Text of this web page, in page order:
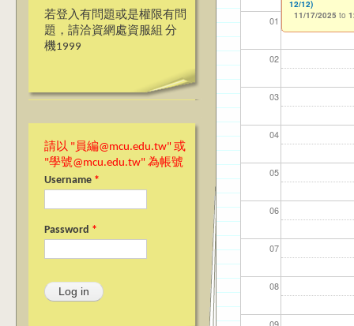
若登入有問題或是權限有問
題，請洽資網處資服組 分
機1999
請以 "員編@mcu.edu.tw" 或
"學號@mcu.edu.tw" 為帳號
Username *
Password *
01
02
03
04
05
06
07
08
03/27/2013
12/31/2027
07/31/2027
11/15/2021
07/31/2027
11/17/2025
12/12)
11/17/2025 to